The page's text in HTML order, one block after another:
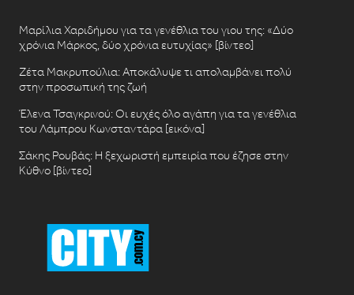
Μαρίλια Χαριδήμου για τα γενέθλια του γιου της: «Δύο
χρόνια Μάρκος, δύο χρόνια ευτυχίας» [βίντεο]
Ζέτα Μακρυπούλια: Αποκάλυψε τι απολαμβάνει πολύ
στην προσωπική της ζωή
Έλενα Τσαγκρινού: Οι ευχές όλο αγάπη για τα γενέθλια
του Λάμπρου Κωνσταντάρα [εικόνα]
Σάκης Ρουβάς: Η ξεχωριστή εμπειρία που έζησε στην
Κύθνο [βίντεο]